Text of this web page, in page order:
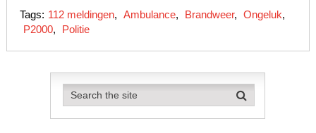
Tags: 112 meldingen, Ambulance, Brandweer, Ongeluk,
P2000, Politie